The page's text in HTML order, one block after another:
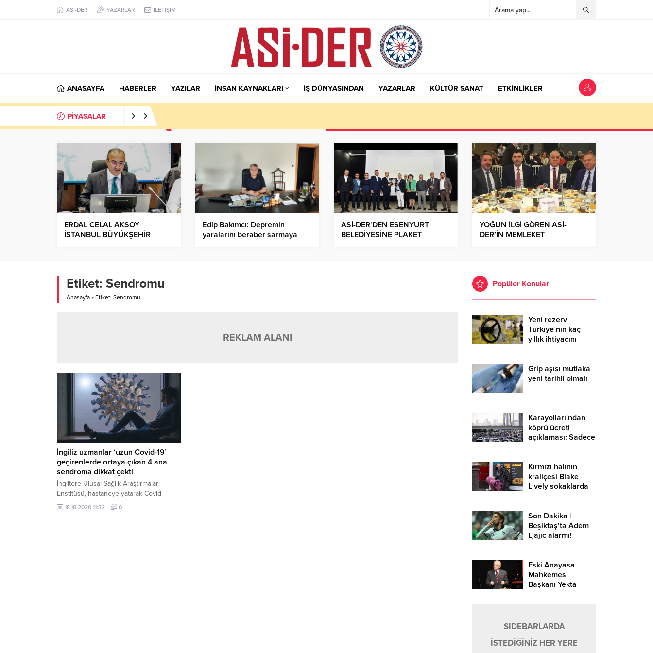
ASİ-DER YAZARLAR İLETİŞİM
ANASAYFA HABERLER YAZILAR İNSAN KAYNAKLARI İŞ DÜNYASINDAN YAZARLAR KÜLTÜR SANAT ETKİNLİKLER
PİYASALAR
ERDAL CELAL AKSOY
İSTANBUL BÜYÜKŞEHİR
Edip Bakımcı: Depremin
yaralarını beraber sarmaya
ASİ-DER’DEN ESENYURT
BELEDİYESİNE PLAKET
YOĞUN İLGİ GÖREN ASİ-
DER’İN MEMLEKET
Etiket: Sendromu
Anasayfa » Etiket: Sendromu
REKLAM ALANI
İngiliz uzmanlar ‘uzun Covid-19’
geçirenlerde ortaya çıkan 4 ana
sendroma dikkat çekti
İngiltere Ulusal Sağlık Araştırmaları
Enstitüsü, hastaneye yatarak Covid
tedavisi uygulanan kişilerde uzun süren
veya kalıcı hasarlar ortaya çıktığını tespit
18.10.2020 11:32 0
Popüler Konular
Yeni rezerv
Türkiye’nin kaç
yıllık ihtiyacını
Grip aşısı mutlaka
yeni tarihli olmalı
Karayolları’ndan
köprü ücreti
açıklaması: Sadece
geçişlerde ücret
alınır
Kırmızı halının
kraliçesi Blake
Lively sokaklarda
Son Dakika |
Beşiktaş’ta Adem
Ljajic alarmı!
Eski Anayasa
Mahkemesi
Başkanı Yekta
böyle kararlar
SIDEBARLARDA
İSTEDİĞİNİZ HER YERE